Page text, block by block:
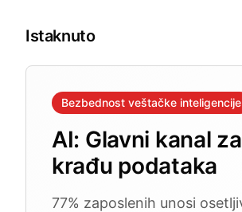
Istaknuto
Bezbednost veštačke inteligencije
AI: Glavni kanal za
krađu podataka
77% zaposlenih unosi